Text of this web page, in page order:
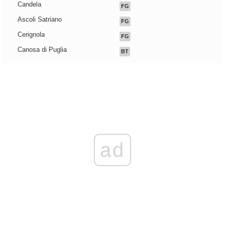
Candela FG
Ascoli Satriano FG
Cerignola FG
Canosa di Puglia BT
ad